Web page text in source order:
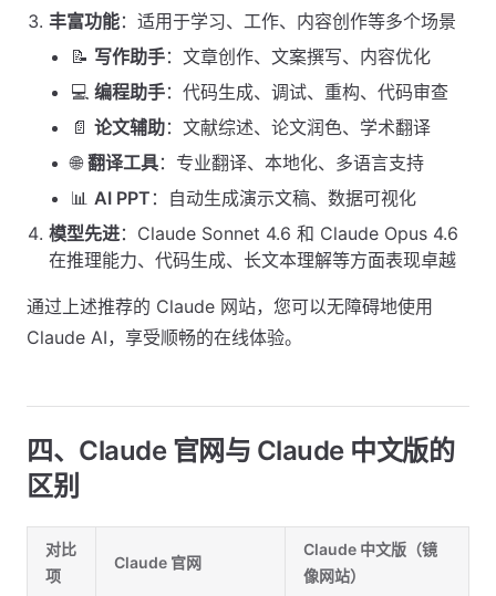
丰富功能：适用于学习、工作、内容创作等多个场景
📝 写作助手：文章创作、文案撰写、内容优化
💻 编程助手：代码生成、调试、重构、代码审查
📄 论文辅助：文献综述、论文润色、学术翻译
🌐 翻译工具：专业翻译、本地化、多语言支持
📊 AI PPT ：自动生成演示文稿、数据可视化
模型先进：Claude Sonnet 4.6 和 Claude Opus 4.6
在推理能力、代码生成、长文本理解等方面表现卓越
通过上述推荐的 Claude 网站，您可以无障碍地使用
Claude AI，享受顺畅的在线体验。
四、Claude 官网与 Claude 中文版的
区别
对比
项
Claude 官网
Claude 中文版（镜
像网站）